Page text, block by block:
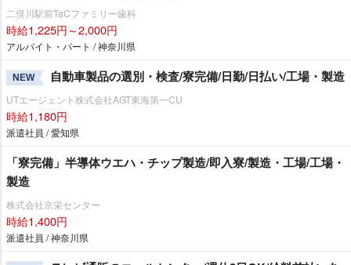
二俣川駅前TaCファミリー歯科
時給1,225円～2,000円
アルバイト・パート / 神奈川県
NEW 自動車製品の選別・検査/寮完備/日勤/日払い/工場・製造
UTエージェント株式会社AGT東海第一CU
時給1,180円
派遣社員 / 愛知県
「寮完備」半導体ウエハ・チップ製造/即入寮/製造・工場/工場・
製造
株式会社京栄センター
時給1,400円
派遣社員 / 神奈川県